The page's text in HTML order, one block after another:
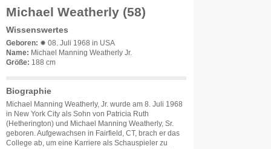
Michael Weatherly (58)
Wissenswertes
Geboren: ✹ 08. Juli 1968 in USA
Name: Michael Manning Weatherly Jr.
Größe: 188 cm
Biographie
Michael Manning Weatherly, Jr. wurde am 8. Juli 1968
in New York City als Sohn von Patricia Ruth
(Hetherington) und Michael Manning Weatherly, Sr.
geboren. Aufgewachsen in Fairfield, CT, brach er das
College ab, um eine Karriere als Schauspieler zu